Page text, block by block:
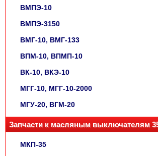
ВМПЭ-10
ВМПЭ-3150
ВМГ-10, ВМГ-133
ВПМ-10, ВПМП-10
ВК-10, ВКЭ-10
МГГ-10, МГГ-10-2000
МГУ-20, ВГМ-20
Запчасти к масляным выключателям
МКП-35